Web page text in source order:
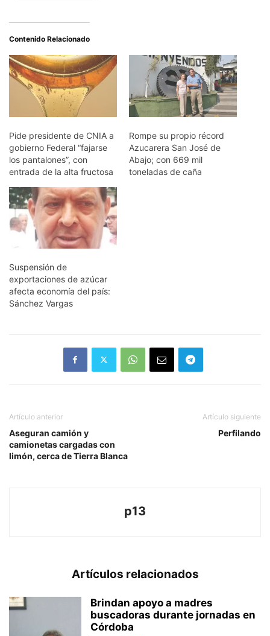
Contenido Relacionado
Pide presidente de CNIA a
gobierno Federal “fajarse
los pantalones”, con
entrada de la alta fructosa
Rompe su propio récord
Azucarera San José de
Abajo; con 669 mil
toneladas de caña
Suspensión de
exportaciones de azúcar
afecta economía del país:
Sánchez Vargas
Artículo anterior
Aseguran camión y
camionetas cargadas con
limón, cerca de Tierra Blanca
Artículo siguiente
Perfilando
p13
Artículos relacionados
Brindan apoyo a madres
buscadoras durante jornadas en
Córdoba